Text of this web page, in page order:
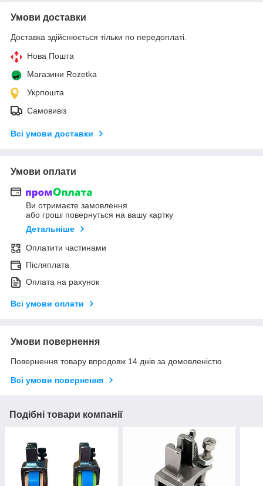
Умови доставки
Доставка здійснюється тільки по передоплаті.
Нова Пошта
Магазини Rozetka
Укрпошта
Самовивіз
Всі умови доставки
Умови оплати
Ви отримаєте замовлення
або гроші повернуться на вашу картку
Детальніше
Оплатити частинами
Післяплата
Оплата на рахунок
Всі умови оплати
Умови повернення
Повернення товару впродовж 14 днів за домовленістю
Всі умови повернення
Подібні товари компанії